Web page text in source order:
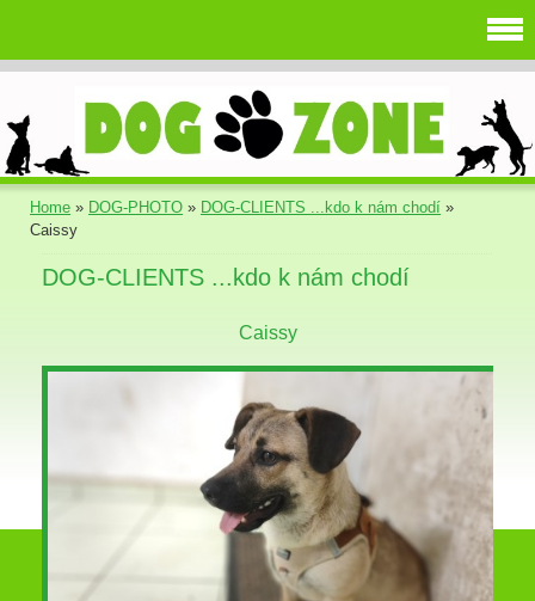
Home » DOG-PHOTO » DOG-CLIENTS ...kdo k nám chodí »
Caissy
DOG-CLIENTS ...kdo k nám chodí
Caissy